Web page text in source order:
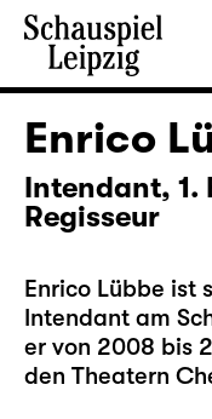
Enrico
Intendant, 1.
Regisseur
Enrico Lübbe ist
Intendant am
er von 2008 bis
den Theatern